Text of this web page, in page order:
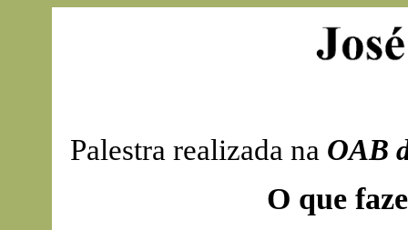
Palestra realizada na OAB
O que